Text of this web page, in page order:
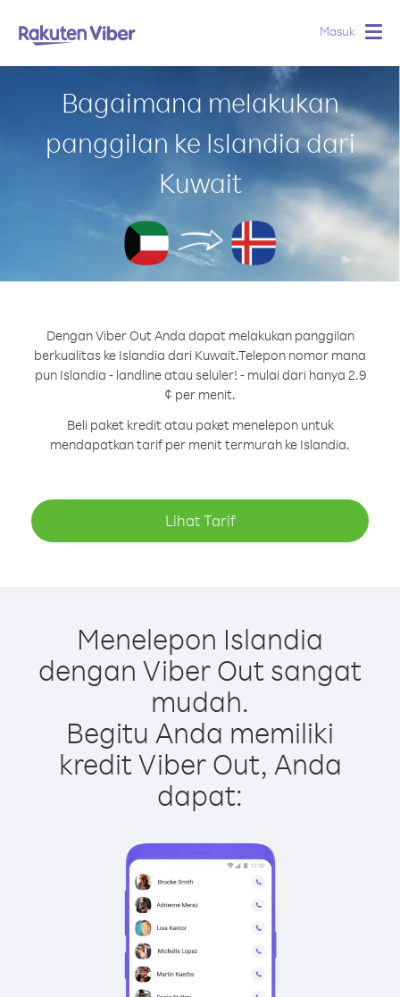
Masuk
Bagaimana melakukan
panggilan ke Islandia dari
Kuwait
Dengan Viber Out Anda dapat melakukan panggilan
berkualitas ke Islandia dari Kuwait.Telepon nomor mana
pun Islandia - landline atau seluler! - mulai dari hanya 2.9
¢ per menit.
Beli paket kredit atau paket menelepon untuk
mendapatkan tarif per menit termurah ke Islandia.
Lihat Tarif
Menelepon Islandia
dengan Viber Out sangat
mudah.
Begitu Anda memiliki
kredit Viber Out, Anda
dapat: